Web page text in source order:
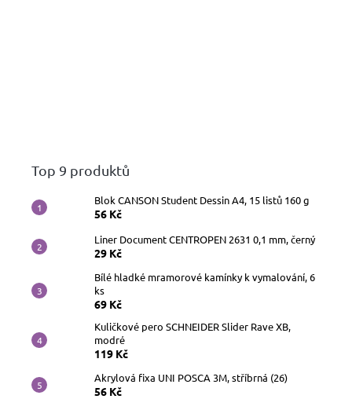
Top 9 produktů
Blok CANSON Student Dessin A4, 15 listů 160 g
56 Kč
Liner Document CENTROPEN 2631 0,1 mm, černý
29 Kč
Bílé hladké mramorové kamínky k vymalování, 6
ks
69 Kč
Kuličkové pero SCHNEIDER Slider Rave XB,
modré
119 Kč
Akrylová fixa UNI POSCA 3M, stříbrná (26)
56 Kč